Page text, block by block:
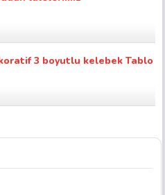
3 boyutlu kelebek Tablo